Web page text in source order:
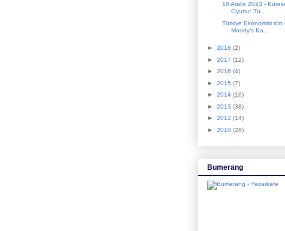
18 Aralık 2023 -
Oyunu: Tü...
Türkiye Ekonomisi
Moody's Ka...
► 2018 (2)
► 2017 (12)
► 2016 (4)
► 2015 (7)
► 2014 (16)
► 2013 (38)
► 2012 (14)
► 2010 (28)
Bumerang